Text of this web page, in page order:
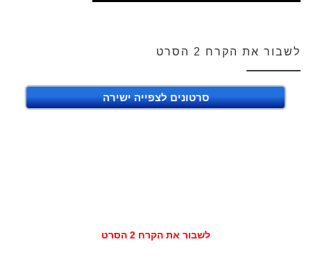
לשבור את הקרח 2 הסרט
סרטונים לצפייה ישירה
לשבור את הקרח 2 הסרט